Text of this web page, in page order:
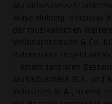
Musikbusiness-
Maya Holberg, Vladislav
der musikalischen
Weihnachtsmann & Co.
Rahmen der
– einem zentralen
Musikbusiness B.A. und
Industries M.A., in dem